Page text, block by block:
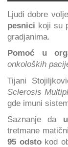
Ljudi dobre
pesnici koji su
gradjanima.
Pomoć u
onkoloških
Tijani
Sclerosis
gde imuni
Saznanje da
tretmane
95 odstokod